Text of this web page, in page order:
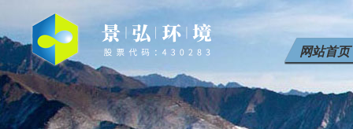
网站首页